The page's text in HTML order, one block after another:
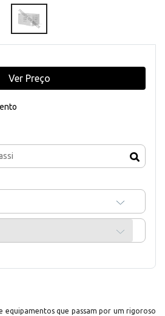
Ver Preço
equipamentos que passam por um rigoroso